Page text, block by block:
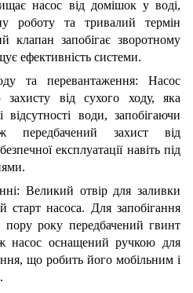
насос від домішок у воді,
роботу та тривалий термін
клапан запобігає зворотному
ефективність системи.
та перевантаження: Насос
від сухого ходу, яка
води, запобігаючи
передбачений захист від
експлуатації навіть під
Великий отвір для заливки
старт насоса. Для запобігання
року передбачений гвинт
насос оснащений ручкою для
що робить його мобільним і